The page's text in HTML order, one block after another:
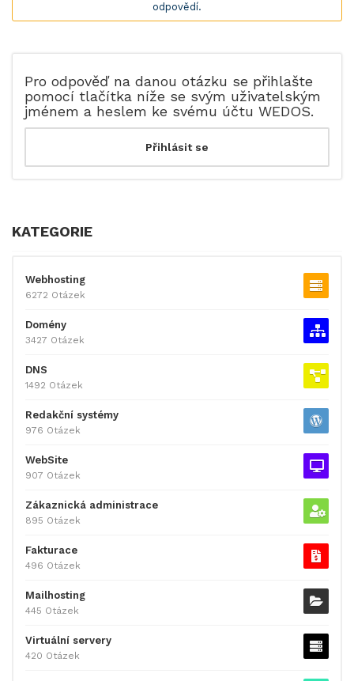
odpovědí.
Pro odpověď na danou otázku se přihlašte
pomocí tlačítka níže se svým uživatelským
jménem a heslem ke svému účtu WEDOS.
KATEGORIE
Webhosting
6272 Otázek
Domény
3427 Otázek
DNS
1492 Otázek
Redakční systémy
976 Otázek
WebSite
907 Otázek
Zákaznická administrace
895 Otázek
Fakturace
496 Otázek
Mailhosting
445 Otázek
Virtuální servery
420 Otázek